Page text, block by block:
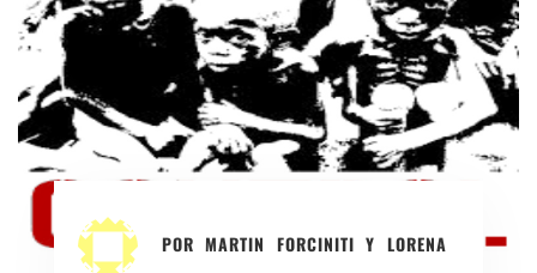
PORMARTIN FORCINITI Y LORENA